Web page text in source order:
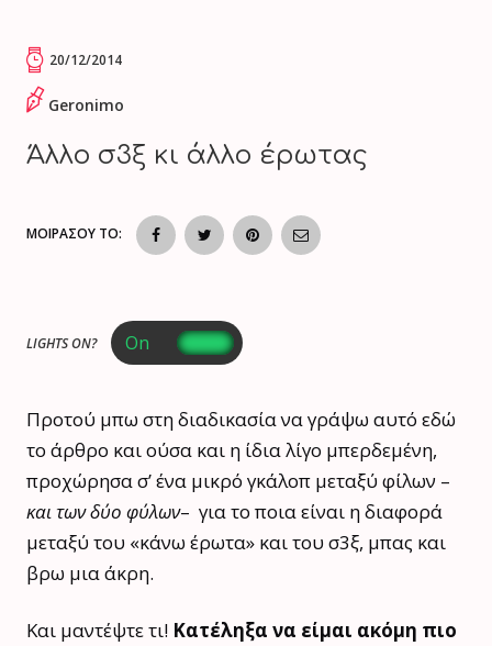
20/12/2014
Geronimo
Άλλο σ3ξ κι άλλο έρωτας
ΜΟΙΡΑΣΟΥ ΤΟ:
LIGHTS ON?
Προτού μπω στη διαδικασία να γράψω αυτό εδώ
το άρθρο και ούσα και η ίδια λίγο μπερδεμένη,
προχώρησα σ’ ένα μικρό γκάλοπ μεταξύ φίλων –
και των δύο φύλων– για το ποια είναι η διαφορά
μεταξύ του «κάνω έρωτα» και του σ3ξ, μπας και
βρω μια άκρη.
Και μαντέψτε τι! Κατέληξα να είμαι ακόμη πιο